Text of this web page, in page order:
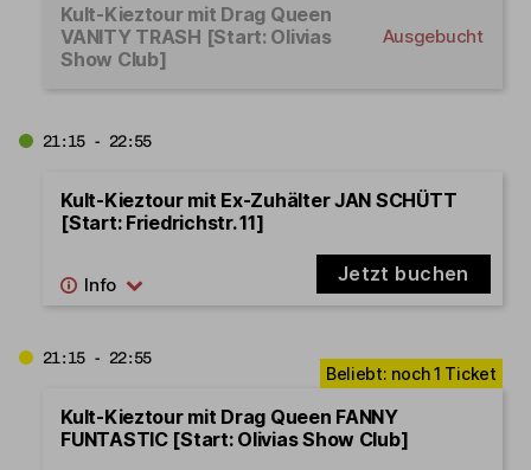
Kult-Kieztour mit Drag Queen
VANITY TRASH [Start: Olivias
Show Club]
Ausgebucht
21:15 - 22:55
Kult-Kieztour mit Ex-Zuhälter JAN SCHÜTT
[Start: Friedrichstr. 11]
Jetzt buchen
21:15 - 22:55
Kult-Kieztour mit Drag Queen FANNY
FUNTASTIC [Start: Olivias Show Club]